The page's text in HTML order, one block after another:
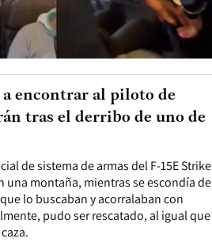
de sistema de armas del F-15E Strike
una montaña, mientras se escondía de
lo buscaban y acorralaban con
pudo ser rescatado, al igual que
a encontrar al piloto de
tras el derribo de uno de